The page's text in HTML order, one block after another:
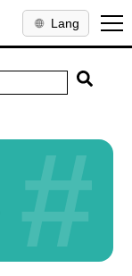
Lang
#